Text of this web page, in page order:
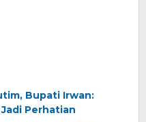
Bupati Irwan:
Perhatian